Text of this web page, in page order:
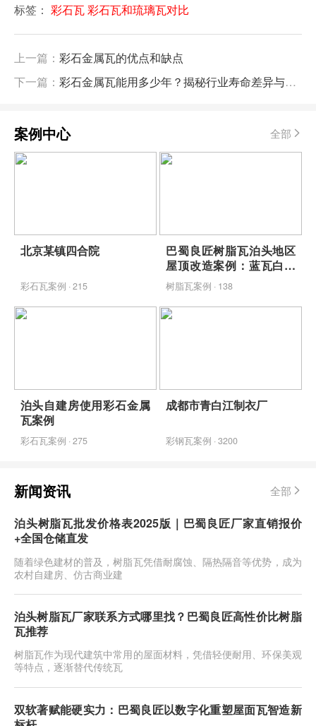
标签： 彩石瓦彩石瓦和琉璃瓦对比
上一篇： 彩石金属瓦的优点和缺点
下一篇： 彩石金属瓦能用多少年？揭秘行业寿命差异与选购要点
案例中心 全部
北京某镇四合院
彩石瓦案例 · 215
巴蜀良匠树脂瓦泊头地区
屋顶改造案例：蓝瓦白墙
映青山，包工包料省心焕
新
树脂瓦案例 · 138
泊头自建房使用彩石金属
瓦案例
彩石瓦案例 · 275
成都市青白江制衣厂
彩钢瓦案例 · 3200
新闻资讯 全部
泊头树脂瓦批发价格表2025版｜巴蜀良匠厂家直销报价
+全国仓储直发
随着绿色建材的普及，树脂瓦凭借耐腐蚀、隔热隔音等优势，成为
农村自建房、仿古商业建
泊头树脂瓦厂家联系方式哪里找？巴蜀良匠高性价比树脂
瓦推荐
树脂瓦作为现代建筑中常用的屋面材料，凭借轻便耐用、环保美观
等特点，逐渐替代传统瓦
双软著赋能硬实力：巴蜀良匠以数字化重塑屋面瓦智造新